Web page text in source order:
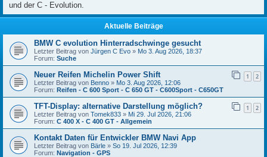
und der C - Evolution.
Aktuelle Beiträge
BMW C evolution Hinterradschwinge gesucht
Letzter Beitrag von Jürgen C Evo » Mo 3. Aug 2026, 18:37
Forum: Suche
Neuer Reifen Michelin Power Shift 1 2
Letzter Beitrag von Benno » Mo 3. Aug 2026, 12:06
Forum: Reifen - C 600 Sport - C 650 GT - C600Sport - C650GT
TFT-Display: alternative Darstellung möglich? 1 2
Letzter Beitrag von Tomek833 » Mi 29. Jul 2026, 21:06
Forum: C 400 X - C 400 GT - Allgemein
Kontakt Daten für Entwickler BMW Navi App
Letzter Beitrag von Bärle » So 19. Jul 2026, 12:39
Forum: Navigation - GPS